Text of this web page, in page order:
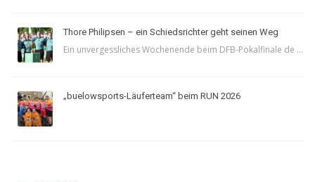
Thore Philipsen – ein Schiedsrichter geht seinen Weg
Ein unvergessliches Wochenende beim DFB-Pokalfinale de ...
„buelowsports-Läuferteam“ beim RUN 2026